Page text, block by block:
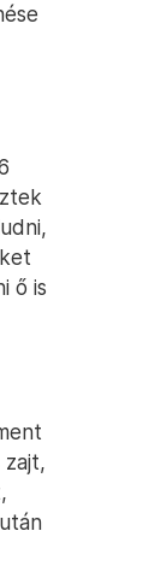
ő is